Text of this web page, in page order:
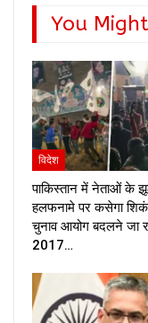
You
विदेश
पाकिस्तान में नेताओं के
हलफनामे पर कसेगा
चुनाव आयोग बदलने जा
2017…